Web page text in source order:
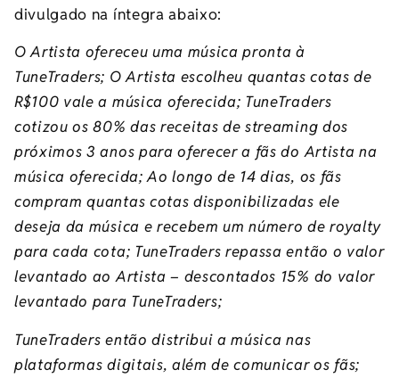
divulgado na íntegra abaixo:
O Artista ofereceu uma música pronta à
TuneTraders; O Artista escolheu quantas cotas de
R$100 vale a música oferecida; TuneTraders
cotizou os 80% das receitas de streaming dos
próximos 3 anos para oferecer a fãs do Artista na
música oferecida; Ao longo de 14 dias, os fãs
compram quantas cotas disponibilizadas ele
deseja da música e recebem um número de royalty
para cada cota; TuneTraders repassa então o valor
levantado ao Artista – descontados 15% do valor
levantado para TuneTraders;
TuneTraders então distribui a música nas
plataformas digitais, além de comunicar os fãs;